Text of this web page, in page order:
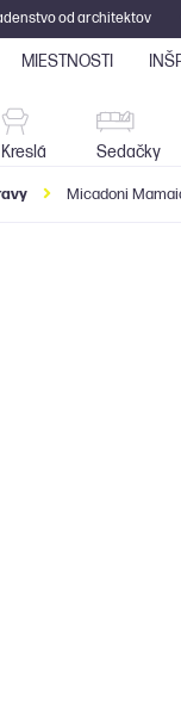
od architektov
Kreslá
MIESTNOSTI
Kreslá Sedačky
Micadoni